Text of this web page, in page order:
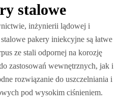
stalowe
inżynierii lądowej i
pakery iniekcyjne są łatwe
ze stali odpornej na korozję
zastosowań wewnętrznych, jak i
rozwiązanie do uszczelniania i
pod wysokim ciśnieniem.